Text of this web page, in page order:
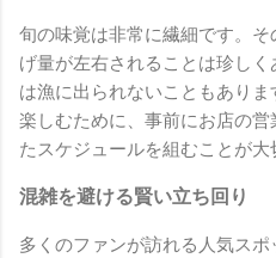
旬の味覚は非常に繊細です。
げ量が左右されることは珍し
は漁に出られないこともあり
楽しむために、事前にお店の
たスケジュールを組むことが大
混雑を避ける賢い立ち回り
多くのファンが訪れる人気ス